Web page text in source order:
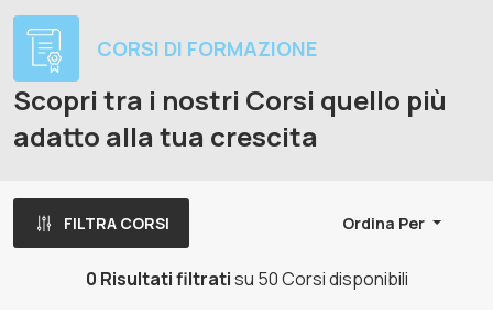
CORSI DI FORMAZIONE
Scopri tra i nostri Corsi quello più
adatto alla tua crescita
FILTRA CORSI Ordina Per
0 Risultati filtratisu 50 Corsi disponibili